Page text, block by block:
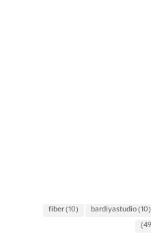
bardiyastudio(10)
fiber(10)